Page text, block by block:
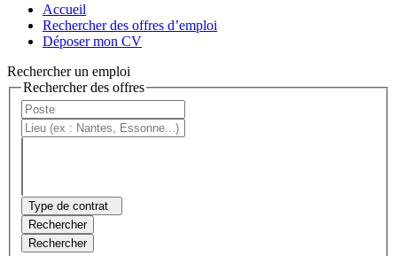
Accueil
Rechercher des offres d’emploi
Déposer mon CV
Rechercher un emploi
Rechercher des offres
Type de contrat
Rechercher
Rechercher